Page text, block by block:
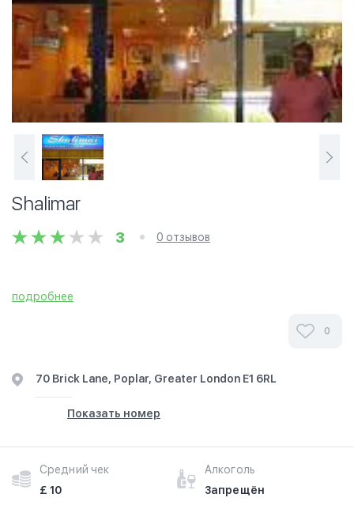
Shalimar
3 0 отзывов
подробнее
0
70 Brick Lane, Poplar, Greater London E1 6RL
Показать номер
Средний чек
£ 10
Алкоголь
Запрещён